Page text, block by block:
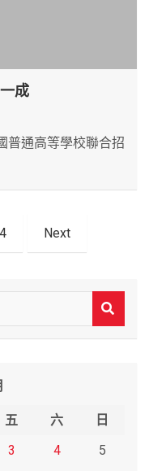
成
普通高等學校聯合招
4 Next
五 六
日
3 4
5